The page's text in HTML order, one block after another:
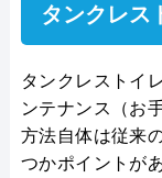
タンクレス
タンクレストイ
ンテナンス（お
方法自体は従来
つかポイントが